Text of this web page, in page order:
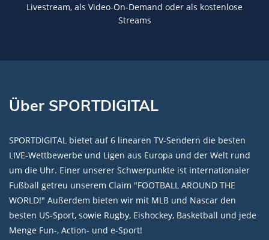
Livestream, als Video-On-Demand oder als kostenlose
Streams
Über SPORTDIGITAL
SPORTDIGITAL bietet auf 6 linearen TV-Sendern die besten
LIVE-Wettbewerbe und Ligen aus Europa und der Welt rund
um die Uhr. Einer unserer Schwerpunkte ist internationaler
Fußball getreu unserem Claim "FOOTBALL AROUND THE
WORLD!" Außerdem bieten wir mit MLB und Nascar den
besten US-Sport, sowie Rugby, Eishockey, Basketball und jede
Menge Fun-, Action- und e-Sport!